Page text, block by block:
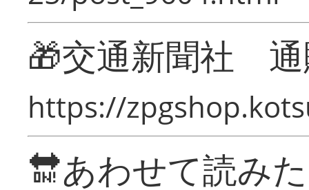
🎁交通新聞社
https://
🔛あわせて読み